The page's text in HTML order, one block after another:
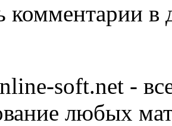
комментарии в
soft.net -
любых